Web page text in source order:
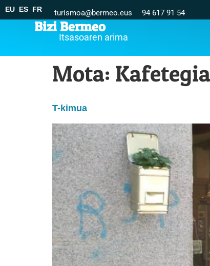
EU ES FR turismoa@bermeo.eus 94 617 91 54
Bizi Bermeo
Itsasoaren arima
Mota: Kafetegia
T-kimua